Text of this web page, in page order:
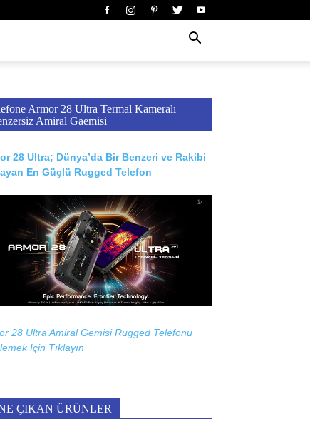
Armor 28 Ultra Termal Kameralı
Amiral Gaemisi
28 Ultra; Dünya’da Bir Benzeri ve Rakibi
En Güçlü Rugged Telefon
28 Ultra Amiral Gemisi Rugged Telefonu
İçin Tıklayın
ÇIKAN ÜRÜNLER